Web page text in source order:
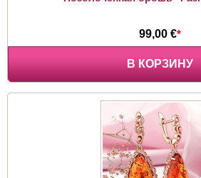
99,00 €*
В КОРЗИНУ